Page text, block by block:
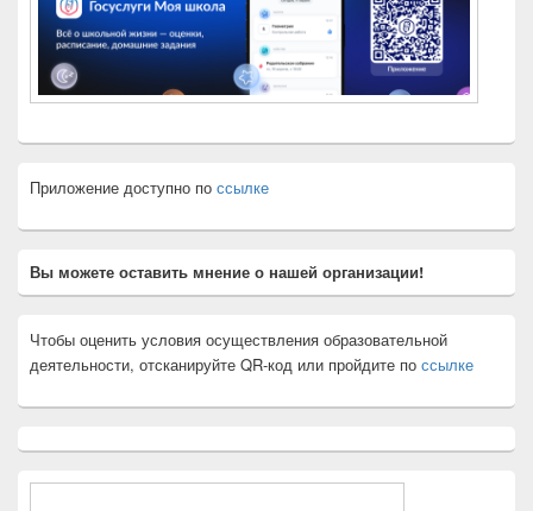
Приложение доступно по ссылке
Вы можете оставить мнение о нашей организации!
Чтобы оценить условия осуществления образовательной
деятельности, отсканируйте QR-код или пройдите по ссылке